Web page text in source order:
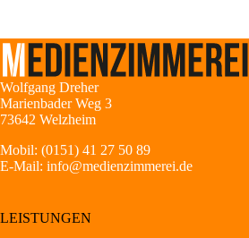
Wolfgang Dreher
Marienbader Weg 3
73642 Welzheim
Mobil: (0151) 41 27 50 89
E-Mail: info@medienzimmerei.de
LEISTUNGEN